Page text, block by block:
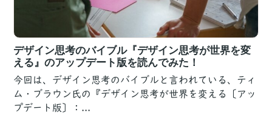
デザイン思考のバイブル『デザイン思考が世界を変
える』のアップデート版を読んでみた！
今回は、デザイン思考のバイブルと言われている、ティ
ム・ブラウン氏の『デザイン思考が世界を変える〔アッ
プデート版〕：...